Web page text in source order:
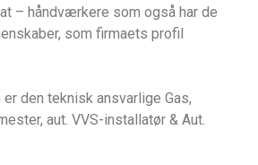
– håndværkere som også har de
som firmaets profil
er den teknisk ansvarlige Gas,
aut. VVS-installatør & Aut.